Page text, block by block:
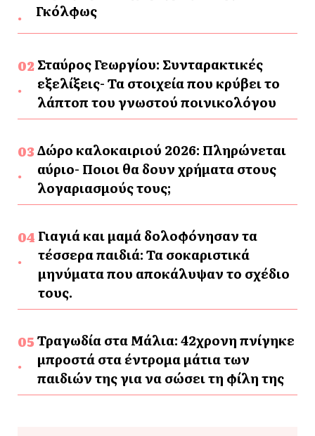
Γκόλφως
Σταύρος Γεωργίου: Συνταρακτικές
εξελίξεις- Τα στοιχεία που κρύβει το
λάπτοπ του γνωστού ποινικολόγου
Δώρο καλοκαιριού 2026: Πληρώνεται
αύριο- Ποιοι θα δουν χρήματα στους
λογαριασμούς τους;
Γιαγιά και μαμά δολοφόνησαν τα
τέσσερα παιδιά: Τα σοκαριστικά
μηνύματα που αποκάλυψαν το σχέδιο
τους.
Τραγωδία στα Μάλια: 42χρονη πνίγηκε
μπροστά στα έντρομα μάτια των
παιδιών της για να σώσει τη φίλη της